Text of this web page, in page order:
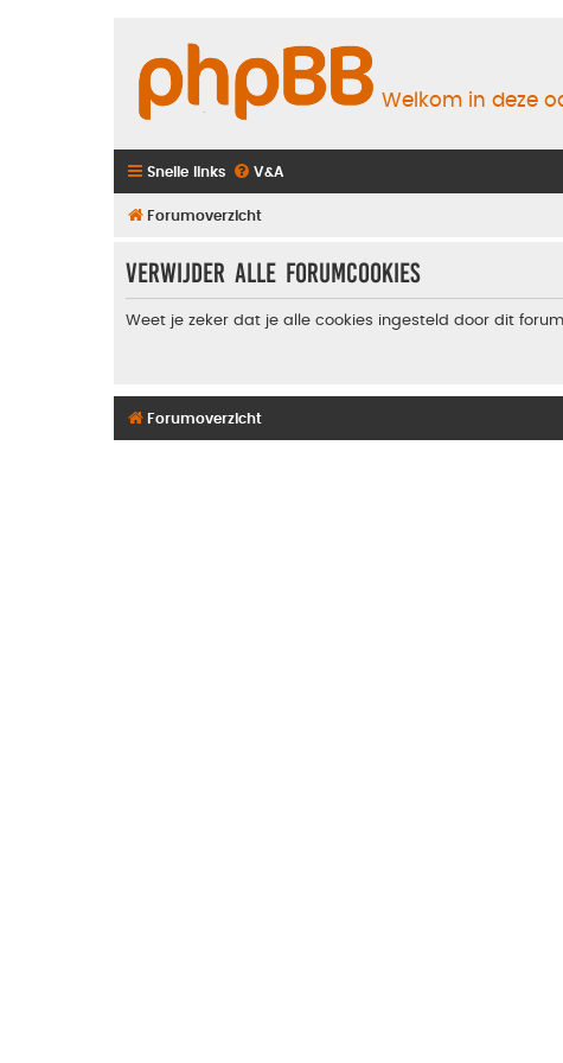
Welkom in deze
Snelle links V&A
Forumoverzicht
Verwijder alle forumcookies
Weet je zeker dat je alle cookies ingesteld door dit
Forumoverzicht